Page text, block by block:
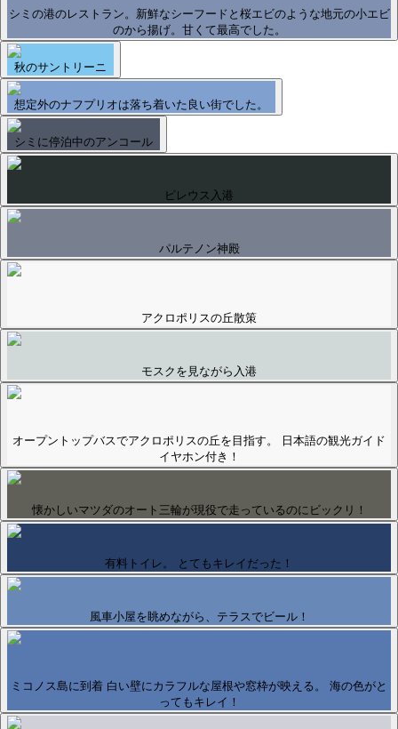
シミの港のレストラン。新鮮なシーフードと桜エビのような地元の小エビ
のから揚げ。甘くて最高でした。
秋のサントリーニ
想定外のナフプリオは落ち着いた良い街でした。
シミに停泊中のアンコール
ピレウス入港
パルテノン神殿
アクロポリスの丘散策
モスクを見ながら入港
オープントップバスでアクロポリスの丘を目指す。 日本語の観光ガイド
イヤホン付き！
懐かしいマツダのオート三輪が現役で走っているのにビックリ！
有料トイレ。 とてもキレイだった！
風車小屋を眺めながら、テラスでビール！
ミコノス島に到着 白い壁にカラフルな屋根や窓枠が映える。 海の色がと
ってもキレイ！